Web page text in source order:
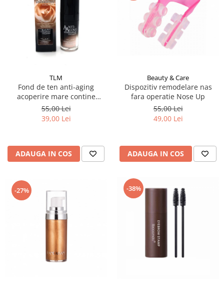
TLM
Fond de ten anti-aging
acoperire mare contine
colagen SPF30, 30 g
55,00 Lei
39,00 Lei
ADAUGA IN COS
Beauty & Care
Dispozitiv remodelare nas
fara operatie Nose Up
55,00 Lei
49,00 Lei
ADAUGA IN COS
-27% -38%